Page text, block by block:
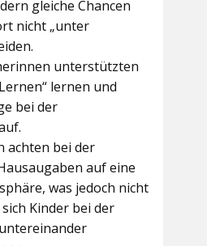
gleiche Chancen
nicht „unter
unterstützten
lernen und
bei der
achten bei der
auf eine
was jedoch nicht
Kinder bei der